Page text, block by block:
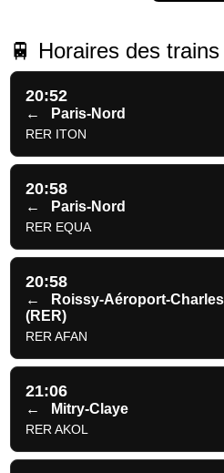
🚆 Horaires des trains
20:52
← Paris-Nord
RER ITON
20:58
← Paris-Nord
RER EQUA
20:58
←
Roissy-Aéroport-
(RER)
RER AFAN
21:06
← Mitry-Claye
RER AKOL